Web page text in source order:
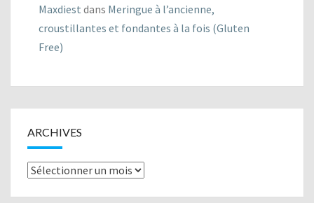
Maxdiest dans Meringue à l’ancienne,
croustillantes et fondantes à la fois (Gluten
Free)
ARCHIVES
Archives